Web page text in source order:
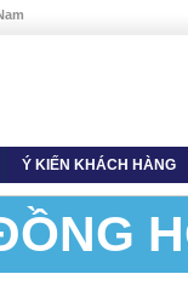
Ý KIẾN KHÁCH HÀNG